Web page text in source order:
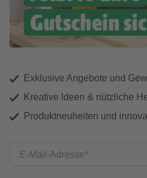
Exklusive Angebote und
Kreative Ideen & nützliche
Produktneuheiten und
E-Mail-Adresse